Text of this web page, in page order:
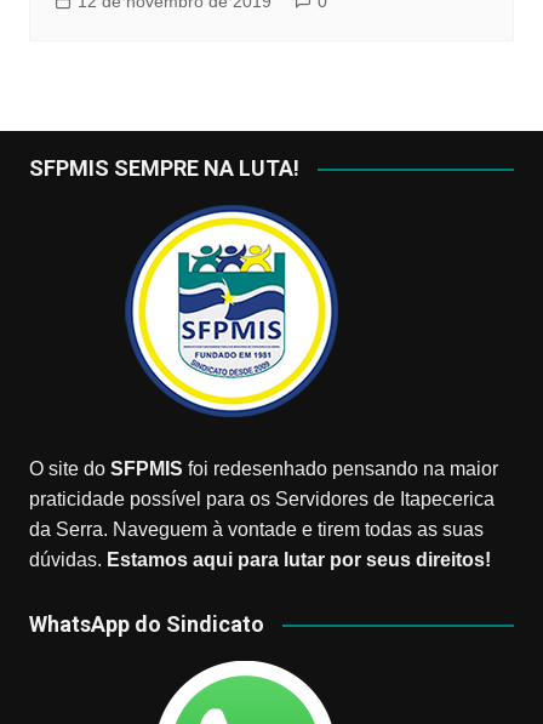
SFPMIS SEMPRE NA LUTA!
O site do SFPMIS foi redesenhado pensando na maior
praticidade possível para os Servidores de Itapecerica
da Serra. Naveguem à vontade e tirem todas as suas
dúvidas. Estamos aqui para lutar por seus direitos!
WhatsApp do Sindicato